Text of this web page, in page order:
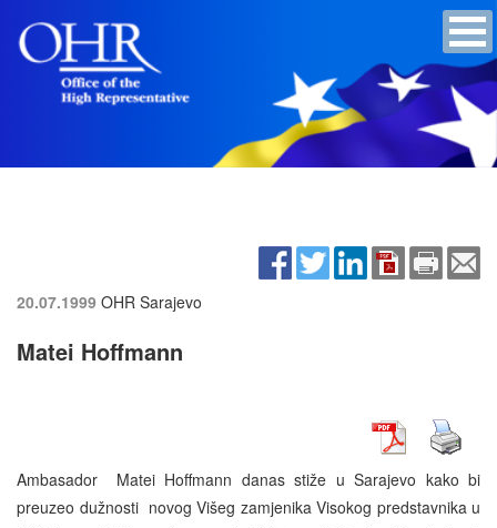
20.07.1999 OHR Sarajevo
Matei Hoffmann
Ambasador Matei Hoffmann danas stiže u Sarajevo kako bi
preuzeo dužnosti novog Višeg zamjenika Visokog predstavnika u